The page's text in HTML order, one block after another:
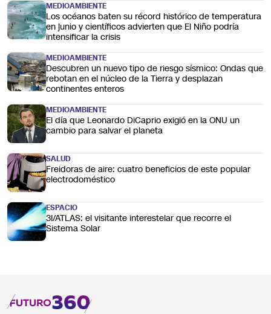
MEDIOAMBIENTE
Los océanos baten su récord histórico de temperatura
en junio y científicos advierten que El Niño podría
intensificar la crisis
MEDIOAMBIENTE
Descubren un nuevo tipo de riesgo sísmico: Ondas que
rebotan en el núcleo de la Tierra y desplazan
continentes enteros
MEDIOAMBIENTE
El día que Leonardo DiCaprio exigió en la ONU un
cambio para salvar el planeta
SALUD
Freidoras de aire: cuatro beneficios de este popular
electrodoméstico
ESPACIO
3I/ATLAS: el visitante interestelar que recorre el
Sistema Solar